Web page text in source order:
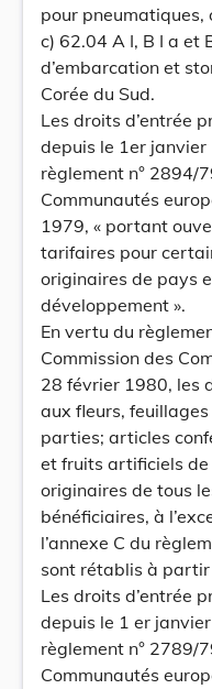
pour pneumatiques,
c) 62.04 A I, B I a et
d’embarcation et
Corée du Sud.
Les droits d’entrée
depuis le 1er
règlement n° 2894/
Communautés
1979, « portant
tarifaires pour
originaires de pays
développement ».
En vertu du
Commission des
28 février 1980, les
aux fleurs,
parties; articles
et fruits artificiels
originaires de tous
bénéficiaires, à
l’annexe C du
sont rétablis à
Les droits d’entrée
depuis le 1 er
règlement n° 2789/
Communautés